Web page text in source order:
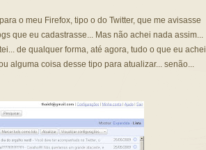
o meu Firefox, tipo o do Twitter, que me avisasse
que eu cadastrasse... Mas não achei nada assim...
de qualquer forma, até agora, tudo o que eu achei
alguma coisa desse tipo para atualizar... senão...